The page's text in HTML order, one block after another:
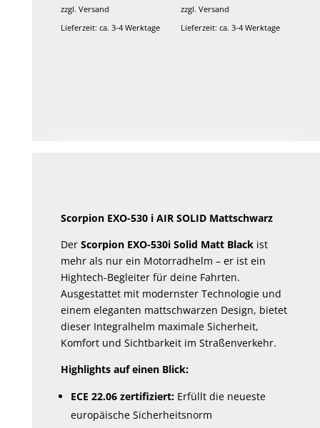
zzgl.Versand
Lieferzeit: ca. 3-4 Werktage
zzgl. Versand
Lieferzeit: ca. 3-4 Werktage
Scorpion EXO-530 i AIR SOLID Mattschwarz
DerScorpion EXO-530i Solid Matt Black ist
mehr als nur ein Motorradhelm – er ist ein
Hightech-Begleiter für deine Fahrten.
Ausgestattet mit modernster Technologie und
einem eleganten mattschwarzen Design, bietet
dieser Integralhelm maximale Sicherheit,
Komfort und Sichtbarkeit im Straßenverkehr.
Highlights auf einen Blick:
ECE 22.06 zertifiziert: Erfüllt die neueste
europäische Sicherheitsnorm